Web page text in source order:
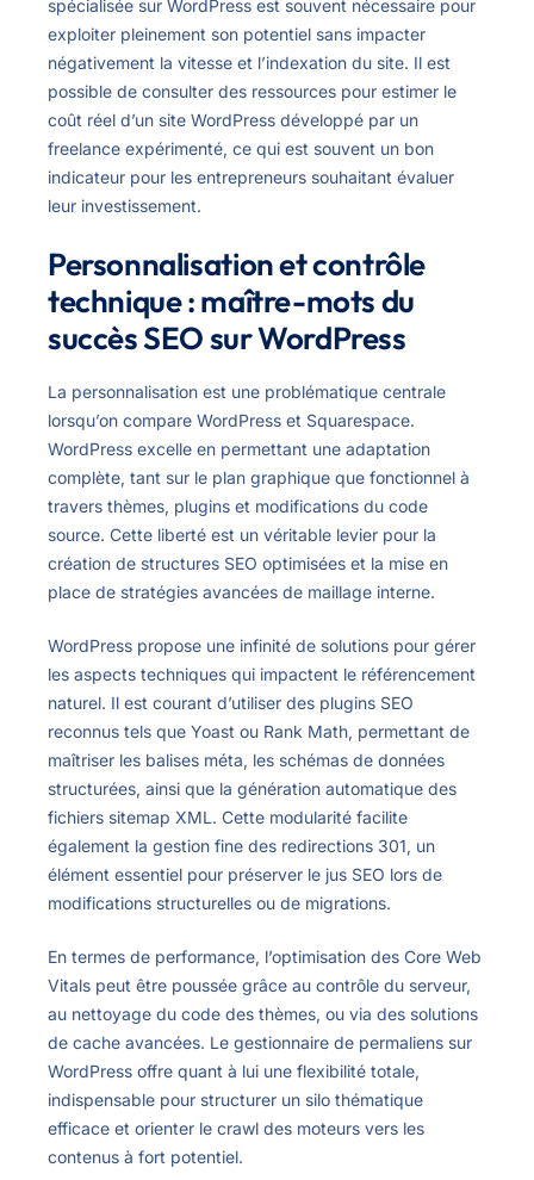
spécialisée sur WordPress est souvent nécessaire pour
exploiter pleinement son potentiel sans impacter
négativement la vitesse et l’indexation du site. Il est
possible de consulter des ressources pour estimer le
coût réel d’un site WordPress développé par un
freelance expérimenté, ce qui est souvent un bon
indicateur pour les entrepreneurs souhaitant évaluer
leur investissement.
Personnalisation et contrôle
technique : maître-mots du
succès SEO sur WordPress
La personnalisation est une problématique centrale
lorsqu’on compare WordPress et Squarespace.
WordPress excelle en permettant une adaptation
complète, tant sur le plan graphique que fonctionnel à
travers thèmes, plugins et modifications du code
source. Cette liberté est un véritable levier pour la
création de structures SEO optimisées et la mise en
place de stratégies avancées de maillage interne.
WordPress propose une infinité de solutions pour gérer
les aspects techniques qui impactent le référencement
naturel. Il est courant d’utiliser des plugins SEO
reconnus tels que Yoast ou Rank Math, permettant de
maîtriser les balises méta, les schémas de données
structurées, ainsi que la génération automatique des
fichiers sitemap XML. Cette modularité facilite
également la gestion fine des redirections 301, un
élément essentiel pour préserver le jus SEO lors de
modifications structurelles ou de migrations.
En termes de performance, l’optimisation des Core Web
Vitals peut être poussée grâce au contrôle du serveur,
au nettoyage du code des thèmes, ou via des solutions
de cache avancées. Le gestionnaire de permaliens sur
WordPress offre quant à lui une flexibilité totale,
indispensable pour structurer un silo thématique
efficace et orienter le crawl des moteurs vers les
contenus à fort potentiel.